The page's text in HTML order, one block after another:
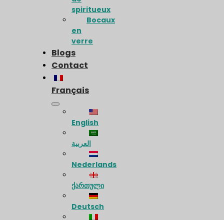
spiritueux
Bocaux
en
verre
Blogs
Contact
Français
English
العربية
Nederlands
ქართული
Deutsch